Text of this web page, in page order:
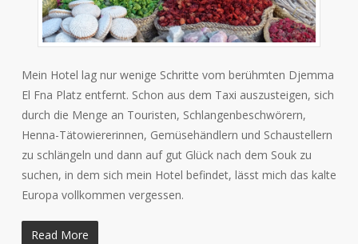
Mein Hotel lag nur wenige Schritte vom berühmten Djemma
El Fna Platz entfernt. Schon aus dem Taxi auszusteigen, sich
durch die Menge an Touristen, Schlangenbeschwörern,
Henna-Tätowiererinnen, Gemüsehändlern und Schaustellern
zu schlängeln und dann auf gut Glück nach dem Souk zu
suchen, in dem sich mein Hotel befindet, lässt mich das kalte
Europa vollkommen vergessen.
Read More